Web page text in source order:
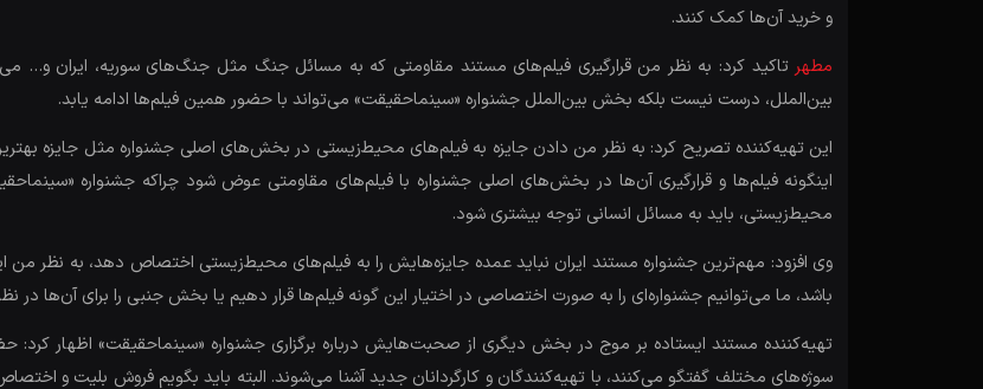
و خرید آن‌ها کمک کنند.
مطهر تاکید کرد: به نظر من قرارگیری فیلم‌های مستند مقاومتی که به مسائل جنگ مثل جنگ‌های سوریه، ایران
بین‌الملل، درست نیست بلکه بخش بین‌الملل جشنواره «سینماحقیقت» می‌تواند با حضور همین فیلم‌ها ادامه یابد.
این تهیه‌کننده تصریح کرد: به نظر من دادن جایزه به فیلم‌های محیط‌زیستی در بخش‌های اصلی جشنواره مثل جایزه
اینگونه فیلم‌ها و قرارگیری آن‌ها در بخش‌های اصلی جشنواره با فیلم‌های مقاومتی عوض شود چراکه جشنواره
محیط‌زیستی، باید به مسائل انسانی توجه بیشتری شود.
وی افزود: مهم‌ترین جشنواره مستند ایران نباید عمده جایزه‌هایش را به فیلم‌های محیط‌زیستی اختصاص دهد، به نظر من
باشد، ما می‌توانیم جشنواره‌ای را به صورت اختصاصی در اختیار این گونه فیلم‌ها قرار دهیم یا بخش جنبی‌ را برای آن‌ها در
تهیه‌کننده مستند ایستاده بر موج در بخش دیگری از صحبت‌هایش درباره برگزاری جشنواره «سینماحقیقت» اظهار کرد:
سوژه‌های مختلف گفتگو می‌کنند، با تهیه‌کنندگان و کارگردانان جدید آشنا می‌شوند. البته باید بگویم فروش بلیت و